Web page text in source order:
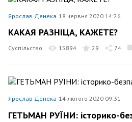
Ярослав Денека 18 червня 2020 14:26
КАКАЯ РАЗНІЦА, КАЖЕТЕ?
Суспільство 15894 29 74
Ярослав Денека 14 лютого 2020 09:31
ГЕТЬМАН РУЇНИ: історико-